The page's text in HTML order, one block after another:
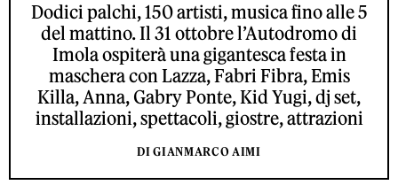
Dodici palchi, 150 artisti, musica fino alle 5
del mattino. Il 31 ottobre l’Autodromo di
Imola ospiterà una gigantesca festa in
maschera con Lazza, Fabri Fibra, Emis
Killa, Anna, Gabry Ponte, Kid Yugi, dj set,
installazioni, spettacoli, giostre, attrazioni
DI GIANMARCO AIMI